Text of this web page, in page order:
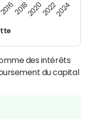
20162018202020222024
des intérêts
du capital